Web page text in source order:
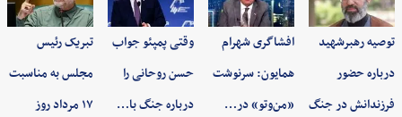
توصیه رهبرشهید
درباره حضور
فرزندانش در جنگ
افشاگری شهرام
همایون: سرنوشت
«من‌وتو» در…
وقتی پمپئو جواب
حسن روحانی را
درباره جنگ با…
تبریک رئیس
مجلس به مناسبت
۱۷ مرداد روز